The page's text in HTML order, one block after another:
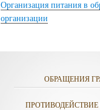
Организация питания в
организации
ОБРАЩЕНИЯ